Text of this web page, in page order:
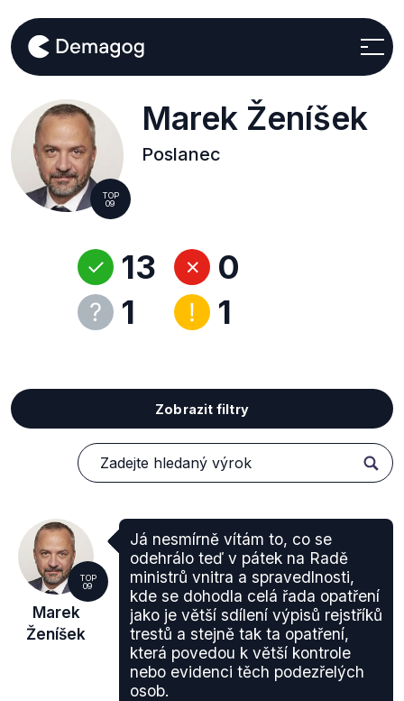
TOP
09
Marek Ženíšek
Poslanec
13
1
0
1
Zobrazit filtry
TOP
09
Marek
Ženíšek
Já nesmírně vítám to, co se
odehrálo teď v pátek na Radě
ministrů vnitra a spravedlnosti,
kde se dohodla celá řada opatření
jako je větší sdílení výpisů rejstříků
trestů a stejně tak ta opatření,
která povedou k větší kontrole
nebo evidenci těch podezřelých
osob.